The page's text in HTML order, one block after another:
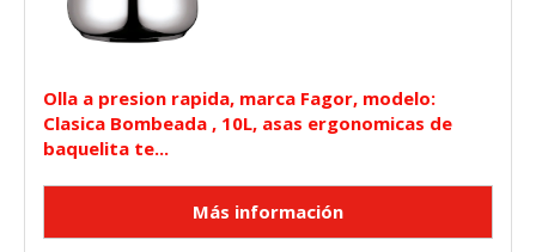
Olla a presion rapida, marca Fagor, modelo:
Clasica Bombeada , 10L, asas ergonomicas de
baquelita te...